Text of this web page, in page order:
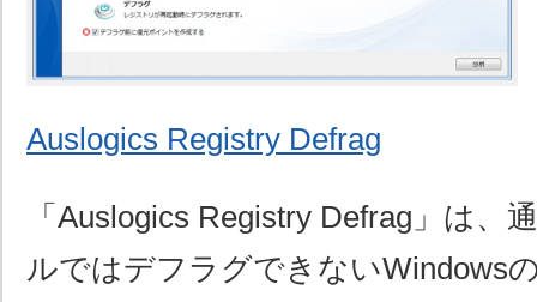
Auslogics Registry Defrag
「Auslogics Registry Defrag」は、
ルではデフラグできないWindows